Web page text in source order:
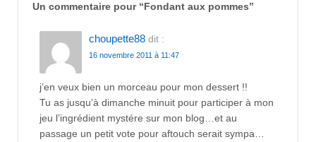
Un commentaire pour “Fondant aux pommes”
choupette88 dit :
16 novembre 2011 à 11:47
j’en veux bien un morceau pour mon dessert !!
Tu as jusqu’à dimanche minuit pour participer à mon
jeu l’ingrédient mystére sur mon blog…et au
passage un petit vote pour aftouch serait sympa…